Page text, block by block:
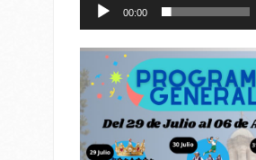
00:00